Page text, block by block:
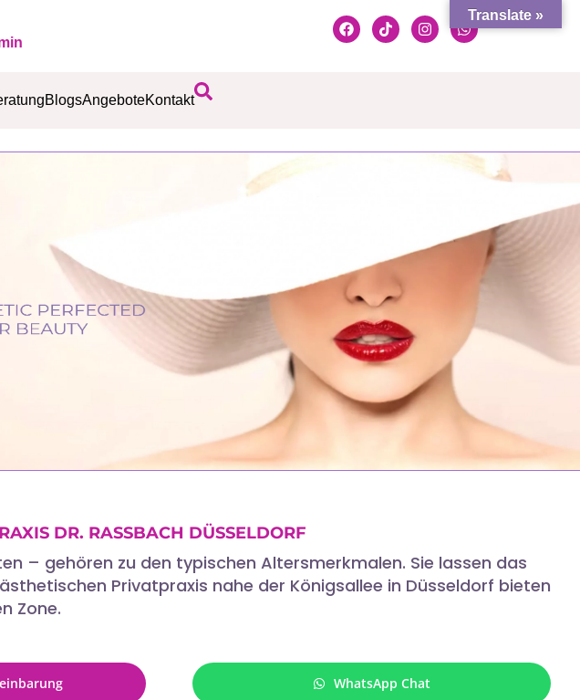
BlogsAngeboteKontakt
DR. RASSBACH DÜSSELDORF
– gehören zu den typischen Altersmerkmalen. Sie lassen das
Privatpraxis nahe der Königsallee in Düsseldorf bieten
Zone.
WhatsApp Chat
Translate »